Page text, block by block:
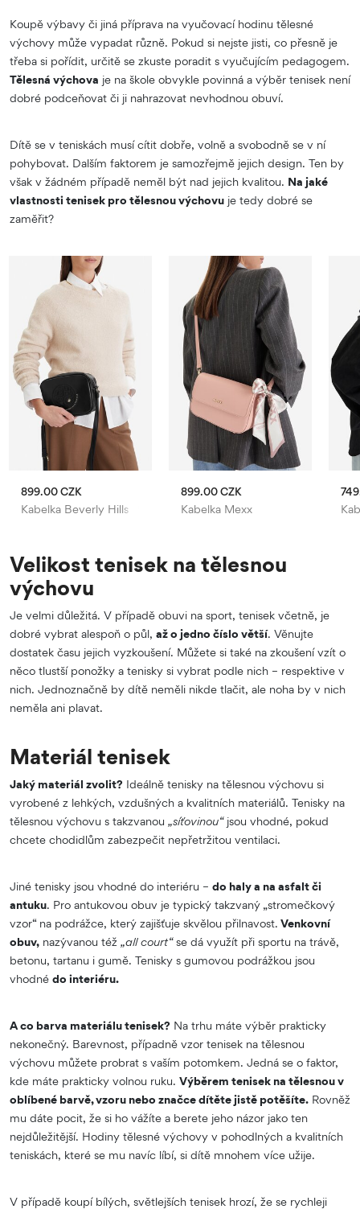
Koupě výbavy či jiná příprava na vyučovací hodinu tělesné
výchovy může vypadat různě. Pokud si nejste jisti, co přesně je
třeba si pořídit, určitě se zkuste poradit s vyučujícím pedagogem.
Tělesná výchova je na škole obvykle povinná a výběr tenisek není
dobré podceňovat či ji nahrazovat nevhodnou obuví.
Dítě se v teniskách musí cítit dobře, volně a svobodně se v ní
pohybovat. Dalším faktorem je samozřejmě jejich design. Ten by
však v žádném případě neměl být nad jejich kvalitou. Na jaké
vlastnosti tenisek pro tělesnou výchovu je tedy dobré se
zaměřit?
Kabelka Beverly Hills Polo Club
899.00 CZK
Kabelka Mexx
899.00 CZK
Velikost tenisek na tělesnou
výchovu
Je velmi důležitá. V případě obuvi na sport, tenisek včetně, je
dobré vybrat alespoň o půl, až o jedno číslo větší. Věnujte
dostatek času jejich vyzkoušení. Můžete si také na zkoušení vzít o
něco tlustší ponožky a tenisky si vybrat podle nich – respektive v
nich. Jednoznačně by dítě neměli nikde tlačit, ale noha by v nich
neměla ani plavat.
Materiál tenisek
Jaký materiál zvolit? Ideálně tenisky na tělesnou výchovu si
vyrobené z lehkých, vzdušných a kvalitních materiálů. Tenisky na
tělesnou výchovu s takzvanou „síťovinou“jsou vhodné, pokud
chcete chodidlům zabezpečit nepřetržitou ventilaci.
Jiné tenisky jsou vhodné do interiéru – do haly a na asfalt či
antuku. Pro antukovou obuv je typický takzvaný „stromečkový
vzor“ na podrážce, který zajišťuje skvělou přilnavost. Venkovní
obuv, nazývanou též „all court“se dá využít při sportu na trávě,
betonu, tartanu i gumě. Tenisky s gumovou podrážkou jsou
vhodné do interiéru.
A co barva materiálu tenisek? Na trhu máte výběr prakticky
nekonečný. Barevnost, případně vzor tenisek na tělesnou
výchovu můžete probrat s vaším potomkem. Jedná se o faktor,
kde máte prakticky volnou ruku. Výběrem tenisek na tělesnou v
oblíbené barvě, vzoru nebo značce dítěte jistě potěšíte. Rovněž
mu dáte pocit, že si ho vážíte a berete jeho názor jako ten
nejdůležitější. Hodiny tělesné výchovy v pohodlných a kvalitních
teniskách, které se mu navíc líbí, si dítě mnohem více užije.
V případě koupí bílých, světlejších tenisek hrozí, že se rychleji